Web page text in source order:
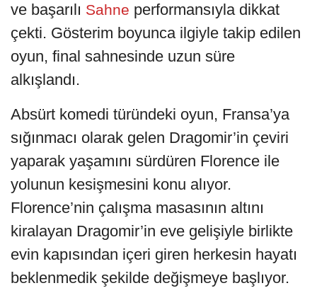
ve başarılı Sahne performansıyla dikkat
çekti. Gösterim boyunca ilgiyle takip edilen
oyun, final sahnesinde uzun süre
alkışlandı.
Absürt komedi türündeki oyun, Fransa’ya
sığınmacı olarak gelen Dragomir’in çeviri
yaparak yaşamını sürdüren Florence ile
yolunun kesişmesini konu alıyor.
Florence’nin çalışma masasının altını
kiralayan Dragomir’in eve gelişiyle birlikte
evin kapısından içeri giren herkesin hayatı
beklenmedik şekilde değişmeye başlıyor.